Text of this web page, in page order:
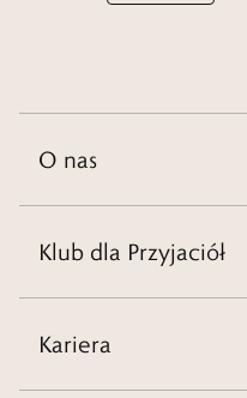
O nas
Klub dla Przyjaciół
Kariera